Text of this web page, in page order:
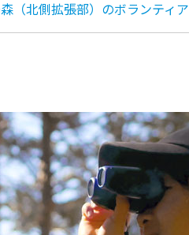
（北側拡張部）のボランティ